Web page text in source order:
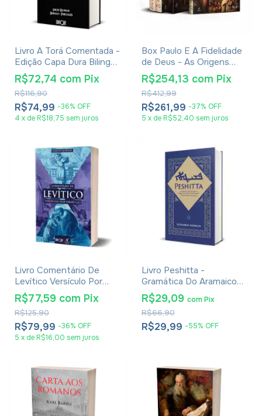
Livro A Torá Comentada -
Edição Capa Dura Bilingue
Hebraico-Português -
Brian Kibuuka
R$74,99 -36% OFF
R$116,90
R$72,74 com Pix
4 x de R$18,75 sem juros
Box Paulo E A Fidelidade
de Deus - As Origens
Cristãs e a Questão de
Deus - N. T. Wright
R$261,99 -37% OFF
R$412,99
R$254,13 com Pix
5 x de R$52,40 sem juros
Livro Comentário De
Levítico Versículo Por
Versículo - Odilon Moreira
R$79,99 -36% OFF
R$125,90
R$77,59 com Pix
5 x de R$16,00 sem juros
Livro Peshitta -
Gramática Do Aramaico
Siríaco E O Novo
Testamento Completo
Em Aramaico - Leonardo
Andrade
R$29,99 -55% OFF
R$66,90
R$29,09 com Pix